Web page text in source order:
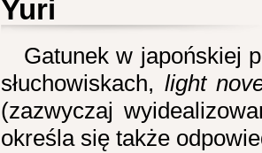
Yuri
Gatunek w japońskiej
słuchowiskach, light
(zazwyczaj
określa się także